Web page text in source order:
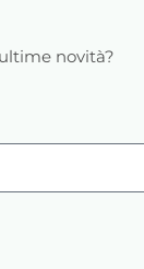
novità?